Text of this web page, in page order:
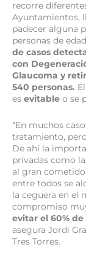
recorre
Ayuntamientos,
padecer alguna
personas de
de casos
con
Glaucoma y
540 personas.
es evitable o se
“En muchos
tratamiento, pero
De ahí la
privadas como
al gran
entre todos se
la ceguera en el
compromiso
evitar el 60% de
asegura Jordi
Tres Torres.